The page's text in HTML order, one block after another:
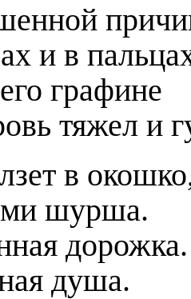
и в
графине
тяжел и
в
шурша.
дорожка.
душа.